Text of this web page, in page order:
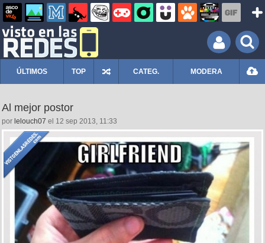
ÚLTIMOS TOP CATEG. MODERA
Al mejor postor
por lelouch07 el 12 sep 2013, 11:33